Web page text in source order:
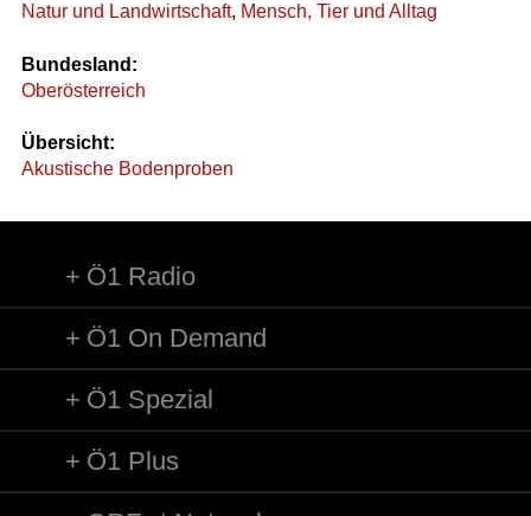
Natur und Landwirtschaft, Mensch, Tier und Alltag
Bundesland:
Oberösterreich
Übersicht:
Akustische Bodenproben
Ö1 Radio
Ö1 On Demand
Ö1 Spezial
Ö1 Plus